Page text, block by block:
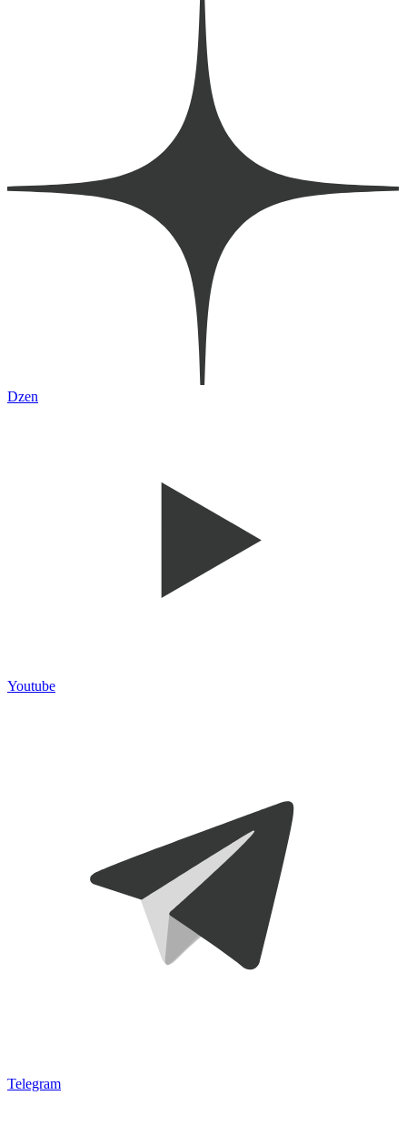
Dzen
Youtube
Telegram